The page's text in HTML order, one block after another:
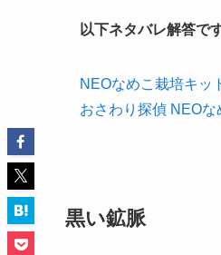
以下ネタバレ解答で
NEOなめこ栽培キッ
おさわり探偵 NEO
黒い鉱脈